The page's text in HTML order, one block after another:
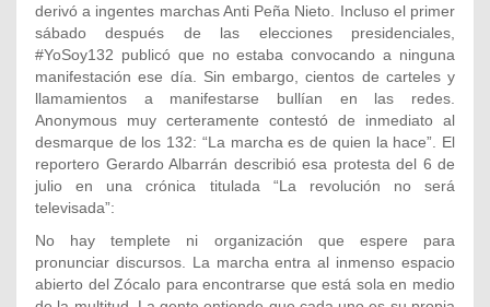
derivó a ingentes marchas Anti Peña Nieto. Incluso el primer
sábado después de las elecciones presidenciales,
#YoSoy132 publicó que no estaba convocando a ninguna
manifestación ese día. Sin embargo, cientos de carteles y
llamamientos a manifestarse bullían en las redes.
Anonymous muy certeramente contestó de inmediato al
desmarque de los 132: “La marcha es de quien la hace”. El
reportero Gerardo Albarrán describió esa protesta del 6 de
julio en una crónica titulada “La revolución no será
televisada”:
No hay templete ni organización que espere para
pronunciar discursos. La marcha entra al inmenso espacio
abierto del Zócalo para encontrarse que está sola en medio